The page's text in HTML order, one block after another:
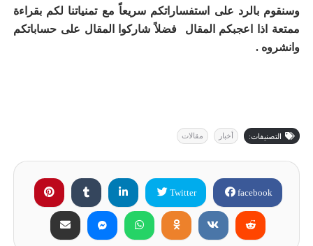
وسنقوم بالرد على استفساراتكم سريعاً مع تمنياتنا لكم بقراءة
ممتعة اذا اعجبكم المقال فضلاً شاركوا المقال على حساباتكم
وانشروه .
التصنيفات: أخبار مقالات
facebook
Twitter